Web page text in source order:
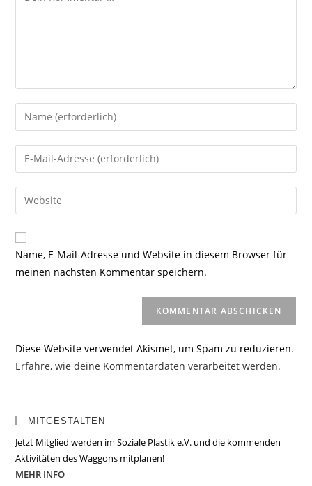
Gib
deinen
Namen
oder
zum
Kommentieren
ein
Gib
deine
E-
Mail-
zum
Kommentieren
ein
Gib
deine
Website-
URL
Name, E-Mail-Adresse und Website in diesem Browser für
meinen nächsten Kommentar speichern.
Diese Website verwendet Akismet, um Spam zu reduzieren.
Erfahre, wie deine Kommentardaten verarbeitet werden.
MITGESTALTEN
Jetzt Mitglied werden im Soziale Plastik e.V. und die kommenden
Aktivitäten des Waggons mitplanen!
MEHR INFO